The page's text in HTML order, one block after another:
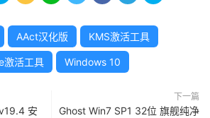
AAct汉化版 KMS激活工具
激活工具 Windows 10
安
下一篇
Ghost Win7 SP1 32位 旗舰纯净